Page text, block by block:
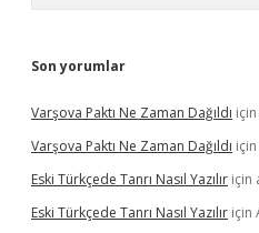
Son yorumlar
Varşova Paktı Ne Zaman Dağıldı için
Varşova Paktı Ne Zaman Dağıldı için
Eski Türkçede Tanrı Nasıl Yazılır için
Eski Türkçede Tanrı Nasıl Yazılır için